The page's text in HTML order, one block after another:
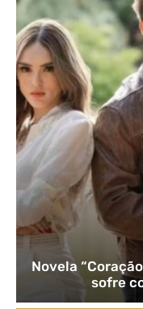
Novela
sofre